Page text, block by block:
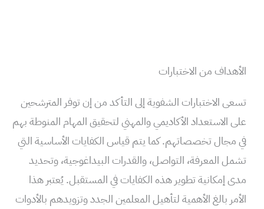
الأهداف من الاختبارات
تسعى الاختبارات الشفوية إلى التأكد من إن توفر المترشحين
على الاستعداد الأكاديمي والمهني لتحقيق المهام المنوطة بهم
في مجال تخصصاتهم. كما يتم قياس الكفايات الأساسية التي
تشمل المعرفة، التواصل، والقدرات البيداغوجية، وتحديد
مدى إمكانية تطوير هذه الكفايات في المستقبل. يُعتبر هذا
الأمر بالغ الأهمية لتأهيل المعلمين الجدد وتزويدهم بالأدوات